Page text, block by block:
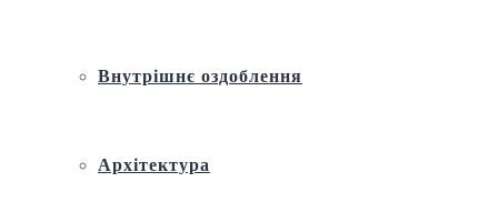
Внутрішнє оздоблення
Архітектура